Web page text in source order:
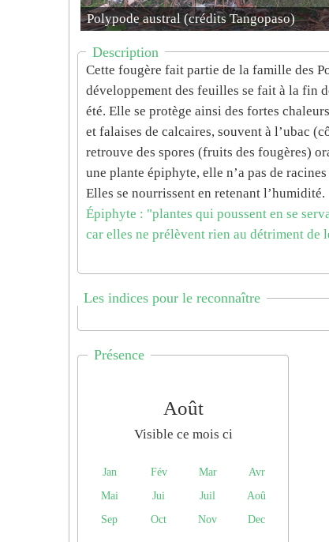
Polypode austral (crédits Tangopaso)
Description
Cette fougère fait partie de la famille des
développement des feuilles se fait à la fin
été. Elle se protège ainsi des fortes
et falaises de calcaires, souvent à l’ubac
retrouve des spores (fruits des fougères)
une plante épiphyte, elle n’a pas de
Elles se nourrissent en retenant l’humidité.
Épiphyte : "plantes qui poussent en se
car elles ne prélèvent rien au détriment de
Les indices pour le reconnaître
Présence
Août
Visible ce mois ci
Jan Fév Mar
Avr
Mai
Jui Juil
Aoû
Sep
Oct Nov Dec